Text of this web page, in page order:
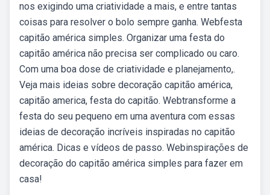
nos exigindo uma criatividade a mais, e entre tantas
coisas para resolver o bolo sempre ganha. Webfesta
capitão américa simples. Organizar uma festa do
capitão américa não precisa ser complicado ou caro.
Com uma boa dose de criatividade e planejamento,.
Veja mais ideias sobre decoração capitão américa,
capitão america, festa do capitão. Webtransforme a
festa do seu pequeno em uma aventura com essas
ideias de decoração incríveis inspiradas no capitão
américa. Dicas e vídeos de passo. Webinspirações de
decoração do capitão américa simples para fazer em
casa!